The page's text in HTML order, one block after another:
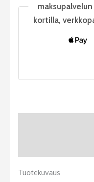
kortilla,
Tuotekuvaus